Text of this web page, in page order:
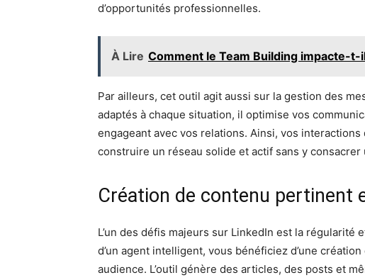
d’opportunités professionnelles.
À Lire Comment le Team Building impacte-
Par ailleurs, cet outil agit aussi sur la gestion des
adaptés à chaque situation, il optimise vos
engageant avec vos relations. Ainsi, vos
construire un réseau solide et actif sans y consacrer
Création de contenu pertinent
L’un des défis majeurs sur LinkedIn est la régularité
d’un agent intelligent, vous bénéficiez d’une
audience. L’outil génère des articles, des posts et